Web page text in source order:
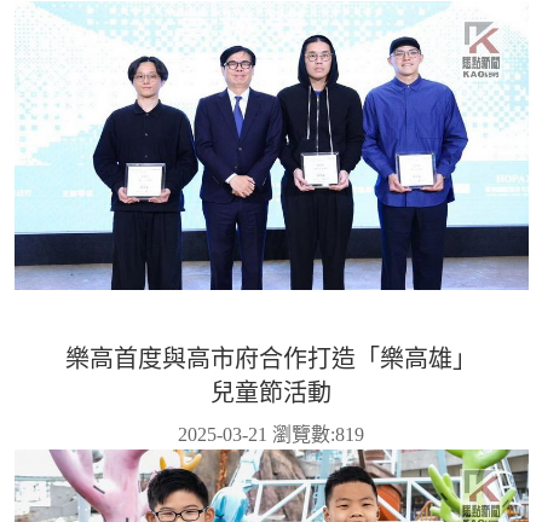
樂高首度與高市府合作打造「樂高雄」
兒童節活動
2025-03-21 瀏覽數:819